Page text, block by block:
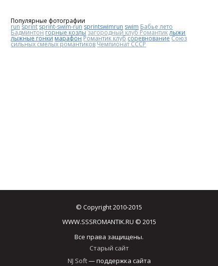
Популярные фотографии
run sprint sprint-swim-run sprintswimrun swim Бабье лето
Бадминтонгорные козлы загородный клуб Романтиклыжи
лыжные гонки марафонРомантик клубсоревнованиеСоюз
сильных смелых романтиковЧемпионат СССР
© Copyright 2010-2015
WWW.SSSROMANTIK.RU © 2015
Все права защищены.
Старый сайт
NJ Soft— поддержка сайта